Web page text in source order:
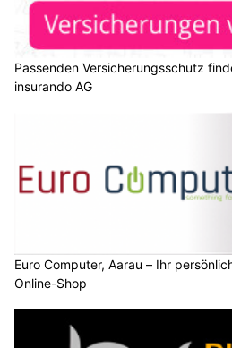
Passenden Versicherungsschutz
insurando AG
Euro Computer, Aarau – Ihr
Online-Shop